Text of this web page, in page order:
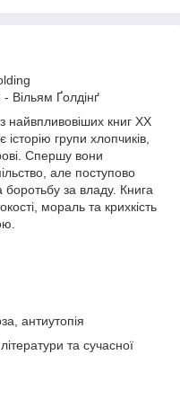
- Вільям Ґолдінґ
найвпливовіших книг ХХ
групи хлопчиків,
Спершу вони
але поступово
за владу. Книга
мораль та крихкість
антиутопія
та сучасної